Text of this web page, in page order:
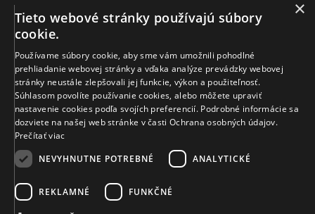
SVET MIKUŠ DIAMONDS
VŠETKO O NÁKUPE
KONTAKT
Naše klenotníctva
Sídlo spoločnosti
×
Tieto webové stránky používajú súbory
cookie.
Používame súbory cookie, aby sme vám umožnili pohodlné
prehliadanie webovej stránky a vďaka analýze prevádzky webovej
stránky neustále zlepšovali jej funkcie, výkon a použiteľnosť.
Súhlasom povolíte používanie cookies, alebo môžete upraviť
nastavenie cookies podľa svojích preferencií. Podrobné informácie sa
dozviete na našej web stránke v časti Ochrana osobných údajov.
Prečítať viac
NEVYHNUTNE POTREBNÉ
ANALYTICKÉ
REKLAMNÉ FUNKČNÉ